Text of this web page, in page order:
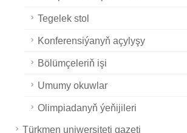
Tegelek stol
Konferensiýanyň açylyşy
Bölümçeleriň işi
Umumy okuwlar
Olimpiadanyň ýeňijileri
Türkmen uniwersiteti gazeti